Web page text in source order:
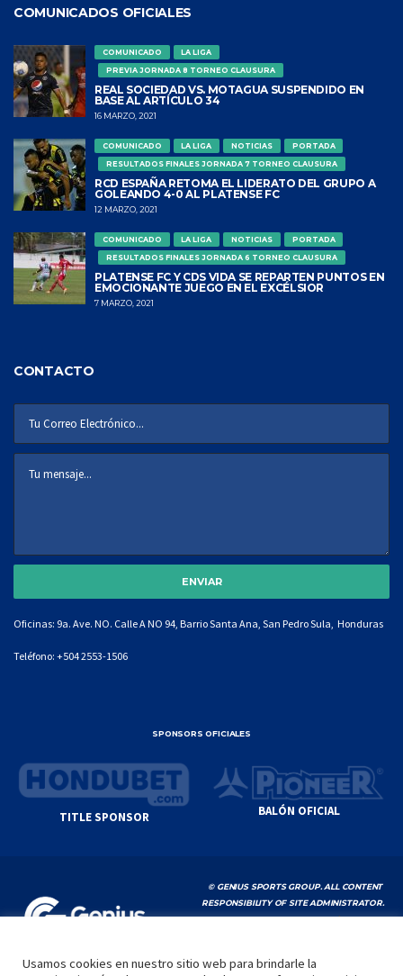
COMUNICADOS OFICIALES
COMUNICADO
LA LIGA
PREVIA JORNADA 8 TORNEO CLAUSURA
REAL SOCIEDAD VS. MOTAGUA SUSPENDIDO EN
BASE AL ARTÍCULO 34
16 MARZO, 2021
COMUNICADO LA LIGA NOTICIAS
PORTADA
RESULTADOS FINALES JORNADA 7 TORNEO CLAUSURA
RCD ESPAÑA RETOMA EL LIDERATO DEL GRUPO A
GOLEANDO 4-0 AL PLATENSE FC
12 MARZO, 2021
COMUNICADO LA LIGA NOTICIAS
PORTADA
RESULTADOS FINALES JORNADA 6 TORNEO CLAUSURA
PLATENSE FC Y CDS VIDA SE REPARTEN PUNTOS EN
EMOCIONANTE JUEGO EN EL EXCÉLSIOR
7 MARZO, 2021
CONTACTO
Oficinas: 9a. Ave. NO. Calle A NO 94, Barrio Santa Ana, San Pedro Sula, Honduras
Teléfono: +504 2553-1506
SPONSORS OFICIALES
TITLE SPONSOR BALÓN OFICIAL
© GENIUS SPORTS GROUP. ALL CONTENT
RESPONSIBILITY OF SITE ADMINISTRATOR.
YOUTUBE TERMS OF SERVICE|GOOGLE
Usamos cookies en nuestro sitio web para brindarle la